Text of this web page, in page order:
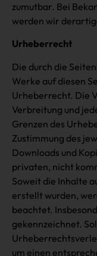
zumutbar. Bei
werden wir
Urheberrecht
Die durch die
Werke auf diesen
Urheberrecht. Die
Verbreitung und
Grenzen des
Zustimmung des
Downloads und
privaten, nicht
Soweit die Inhalte
erstellt wurden,
beachtet.
gekennzeichnet.
um einen